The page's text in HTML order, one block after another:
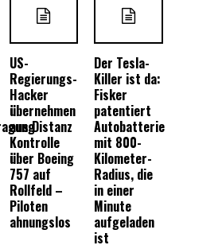
US-
Regierungs-
Hacker
übernehmen
aus Distanz
Kontrolle
über Boeing
757 auf
Rollfeld –
Piloten
ahnungslos
Der Tesla-
Killer ist da:
Fisker
patentiert
Autobatterie
mit 800-
Kilometer-
Radius, die
in einer
Minute
aufgeladen
ist